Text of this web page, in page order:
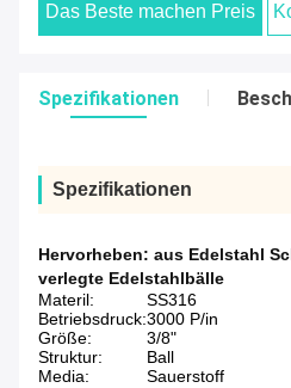
Das Beste machen Preis
Spezifikationen
Spezifikationen
Hervorheben: aus Edelstahl
verlegte Edelstahlbälle
Materil:
SS316
Betriebsdruck:3000 P/in
Größe:
3/8"
Struktur:
Ball
Media:
Sauerstoff